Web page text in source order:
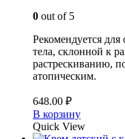
0 out of 5
Рекомендуется
тела, склонной к
растрескиванию,
атопическим.
648.00 ₽
В корзину
Quick View